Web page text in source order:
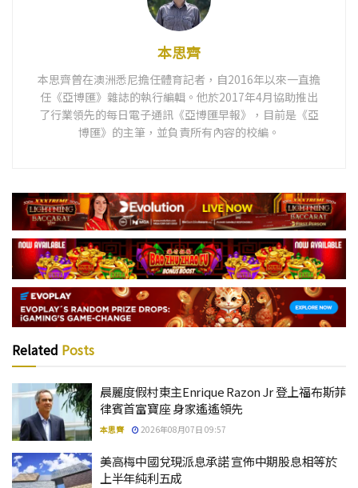
本思齊
本思齊曾在澳洲悉尼擔任體育記者，自2016年以來一直擔
任《亞博匯》雜誌的執行編輯。他於2017年4月協助推出
了行業領先的每日電子通訊《亞博匯早報》，目前是《亞
博匯》的主筆，並負責所有內容的校編。
Related Posts
晨麗度假村東主Enrique Razon Jr 登上福布斯菲
律賓首富寶座 身家遙遙領先
本思齊 2026年08月07日 09:57
美高梅中國兌現派息承諾 宣佈中期股息相等於
上半年純利五成